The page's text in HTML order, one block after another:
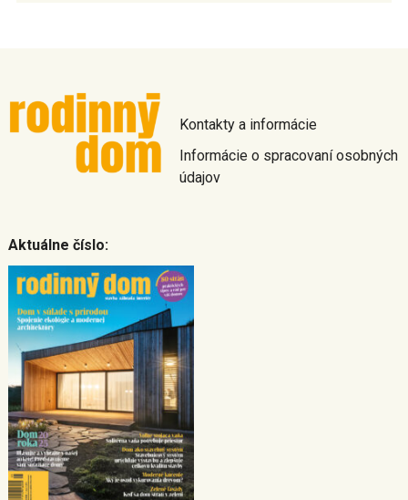
Kontakty a informácie
Informácie o spracovaní osobných
údajov
Aktuálne číslo: